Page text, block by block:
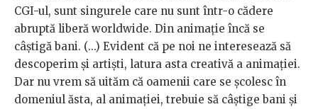
CGI-ul, sunt singurele care nu sunt într-o cădere
abruptă liberă worldwide. Din animație încă se
câștigă bani. (...) Evident că pe noi ne interesează să
descoperim și artiști, latura asta creativă a animației.
Dar nu vrem să uităm că oamenii care se școlesc în
domeniul ăsta, al animației, trebuie să câștige bani și